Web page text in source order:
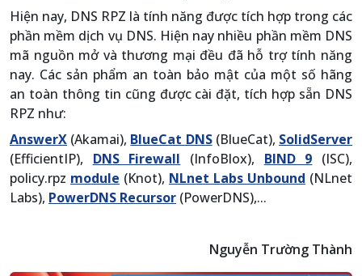
Hiện nay, DNS RPZ là tính năng được tích hợp trong các
phần mềm dịch vụ DNS. Hiện nay nhiều phần mềm DNS
mã nguồn mở và thương mại đều đã hỗ trợ tính năng
nay. Các sản phẩm an toàn bảo mật của một số hãng
an toàn thông tin cũng được cài đặt, tích hợp sẵn DNS
RPZ như:
AnswerX (Akamai), BlueCat DNS(BlueCat), SolidServer
(EfficientIP), DNS Firewall (InfoBlox), BIND 9 (ISC),
policy.rpz module (Knot), NLnet Labs Unbound (NLnet
Labs), PowerDNS Recursor (PowerDNS),...
Nguyễn Trường Thành